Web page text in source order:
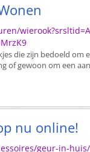
die zijn bedoeld om
of gewoon om een
nu online!
geur-in-